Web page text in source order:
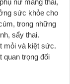
sức khỏe cho
trong những
sẩy thai.
mỏi và kiệt sức.
quan trọng đối